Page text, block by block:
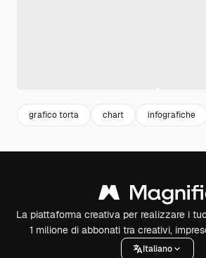
grafico torta chart infografiche
La piattaforma creativa per realizzare i
1 milione di abbonati tra creativi,
Italiano